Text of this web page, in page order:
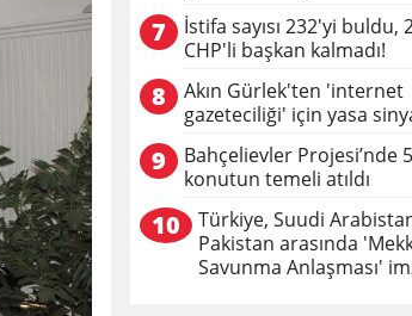
7
İstifa sayısı 232'yi buldu,
CHP'li başkan kalmadı!
8
Akın Gürlek'ten 'internet
gazeteciliği' için yasa
9
Bahçelievler Projesi’nde
konutun temeli atıldı
10
Türkiye, Suudi
Pakistan arasında
Savunma Anlaşması'